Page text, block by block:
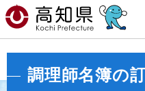
調理師名簿の